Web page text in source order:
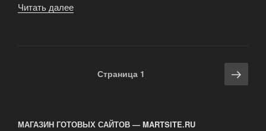
Читать далее
Страница 1
МАГАЗИН ГОТОВЫХ САЙТОВ — MARTSITE.RU